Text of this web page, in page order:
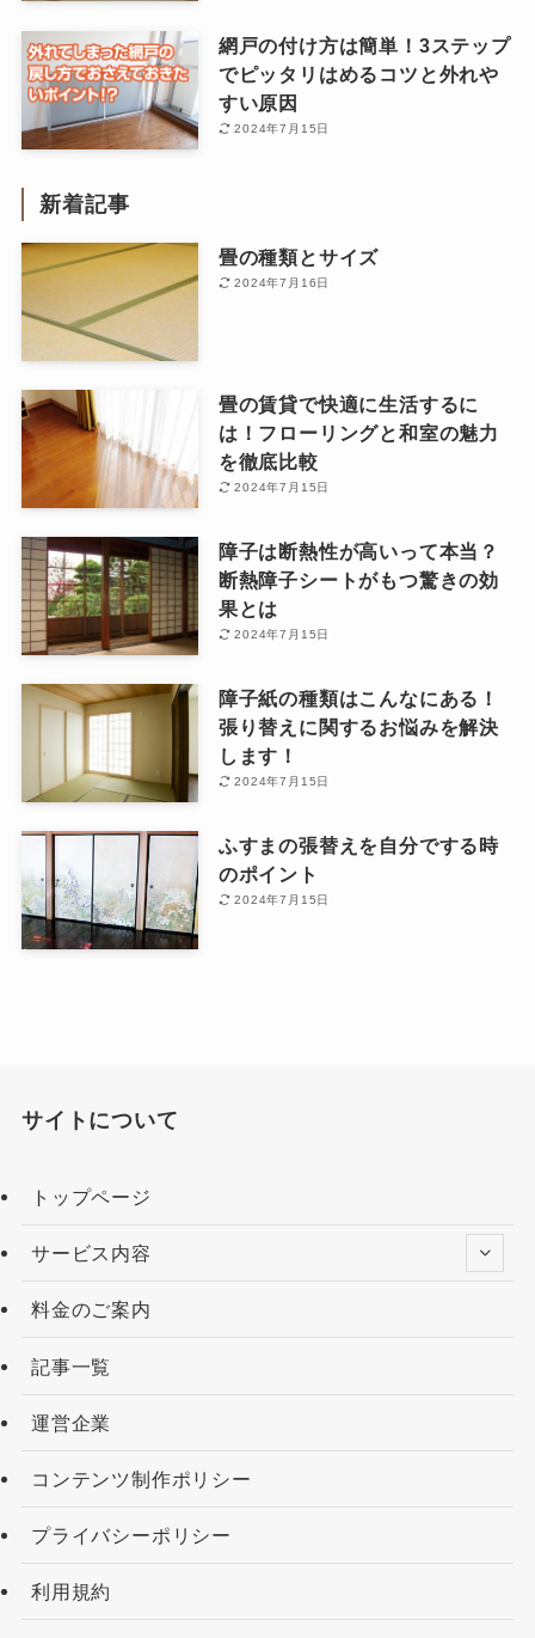
網戸の付け方は簡単！3ステップ
でピッタリはめるコツと外れや
すい原因
2024年7月15日
新着記事
畳の種類とサイズ
2024年7月16日
畳の賃貸で快適に生活するに
は！フローリングと和室の魅力
を徹底比較
2024年7月15日
障子は断熱性が高いって本当？
断熱障子シートがもつ驚きの効
果とは
2024年7月15日
障子紙の種類はこんなにある！
張り替えに関するお悩みを解決
します！
2024年7月15日
ふすまの張替えを自分でする時
のポイント
2024年7月15日
サイトについて
トップページ
サービス内容
料金のご案内
記事一覧
運営企業
コンテンツ制作ポリシー
プライバシーポリシー
利用規約